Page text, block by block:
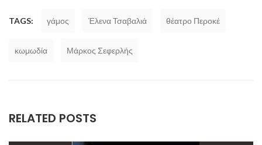
TAGS: γάμος Έλενα Τσαβαλιά θέατρο Περοκέ
κωμωδία Μάρκος Σεφερλής
RELATED POSTS